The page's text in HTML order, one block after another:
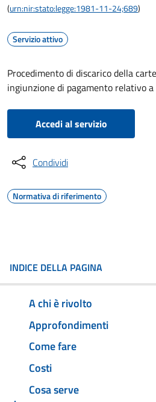
(urn:nir:stato:legge:1981-11-24;689)
Servizio attivo
Procedimento di discarico della
ingiunzione di pagamento relativo
Accedi al servizio
Condividi
Normativa di riferimento
INDICE DELLA PAGINA
A chi è rivolto
Approfondimenti
Come fare
Costi
Cosa serve